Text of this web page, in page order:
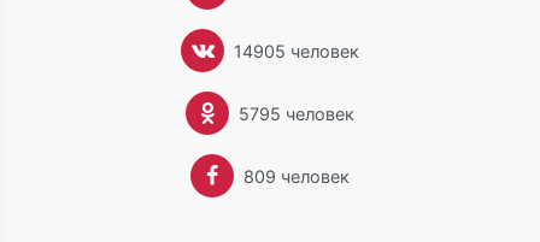
14905 человек
5795 человек
809 человек